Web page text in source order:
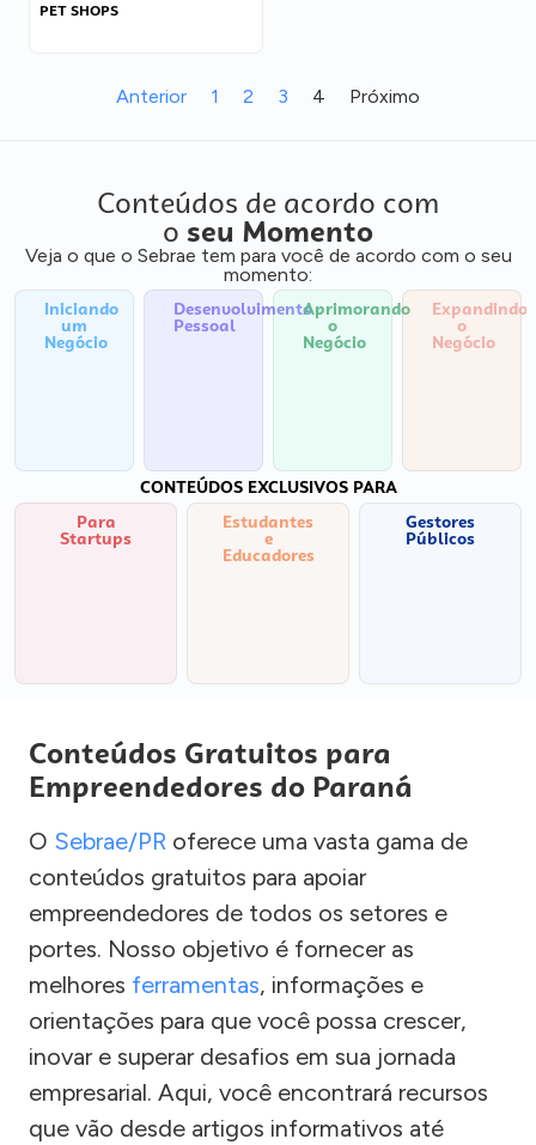
PET SHOPS
Anterior 1 2 3 4 Próximo
Conteúdos de acordo com
o seu Momento
Veja o que o Sebrae tem para você de acordo com o seu
momento:
Iniciando
um
Negócio
Desenvolvimento
Pessoal
Aprimorando
o
Negócio
Expandindo
o
Negócio
CONTEÚDOS EXCLUSIVOS PARA
Para
Startups
Estudantes
e
Educadores
Gestores
Públicos
Conteúdos Gratuitos para
Empreendedores do Paraná
O Sebrae/PR oferece uma vasta gama de
conteúdos gratuitos para apoiar
empreendedores de todos os setores e
portes. Nosso objetivo é fornecer as
melhores ferramentas, informações e
orientações para que você possa crescer,
inovar e superar desafios em sua jornada
empresarial. Aqui, você encontrará recursos
que vão desde artigos informativos até